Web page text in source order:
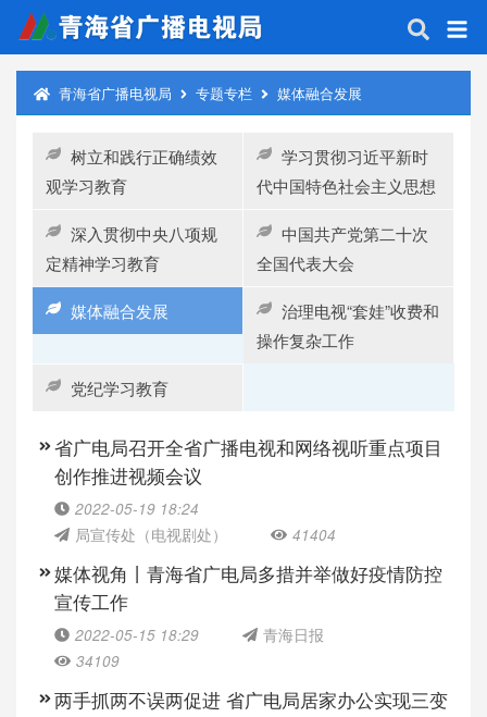
青海省广播电视局 专题专栏 媒体融合发展
树立和践行正确绩效
观学习教育
学习贯彻习近平新时
代中国特色社会主义思想
深入贯彻中央八项规
定精神学习教育
中国共产党第二十次
全国代表大会
媒体融合发展
治理电视“套娃”收费和
操作复杂工作
党纪学习教育
省广电局召开全省广播电视和网络视听重点项目
创作推进视频会议
2022-05-19 18:24
局宣传处（电视剧处）
41404
媒体视角丨青海省广电局多措并举做好疫情防控
宣传工作
2022-05-15 18:29
青海日报
34109
两手抓两不误两促进 省广电局居家办公实现三变